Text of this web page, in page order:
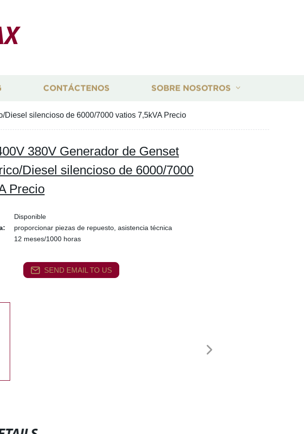
CONTÁCTENOS SOBRE NOSOTROS
silencioso de 6000/7000 vatios 7,5kVA Precio
380V Generador de Genset
Diesel silencioso de 6000/7000
Precio
Disponible
proporcionar piezas de repuesto, asistencia técnica
12 meses/1000 horas
SEND EMAIL TO US